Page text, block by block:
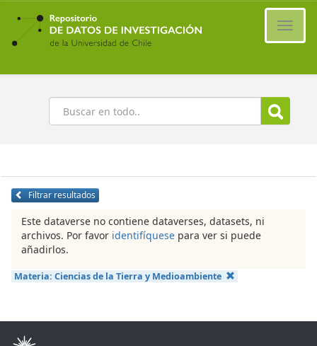
Ir
contenido
principal
Buscar
Filtrar resultados
Este dataverse no contiene dataverses, datasets, ni
archivos. Por favor identifíquese para ver si puede
añadirlos.
Materia: Ciencias de la Tierra y Medioambiente